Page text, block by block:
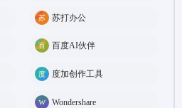
苏打办公
百度AI伙伴
度加创作工具
Wondershare